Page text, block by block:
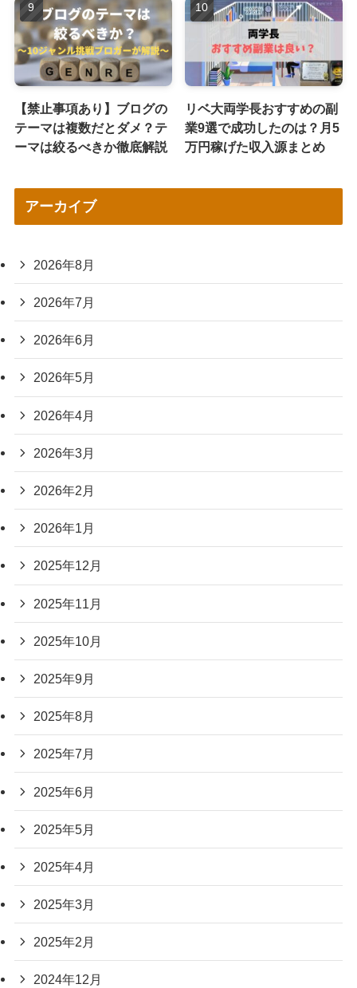
【禁止事項あり】ブログの
テーマは複数だとダメ？テ
ーマは絞るべきか徹底解説
リベ大両学長おすすめの副
業9選で成功したのは？月5
万円稼げた収入源まとめ
アーカイブ
2026年8月
2026年7月
2026年6月
2026年5月
2026年4月
2026年3月
2026年2月
2026年1月
2025年12月
2025年11月
2025年10月
2025年9月
2025年8月
2025年7月
2025年6月
2025年5月
2025年4月
2025年3月
2025年2月
2024年12月